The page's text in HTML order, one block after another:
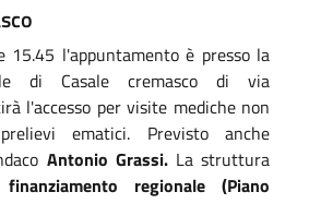
15.45 l'appuntamento è presso la
di Casale cremasco di via
l'accesso per visite mediche non
ematici. Previsto anche
Antonio Grassi. La struttura
finanziamento regionale (Piano